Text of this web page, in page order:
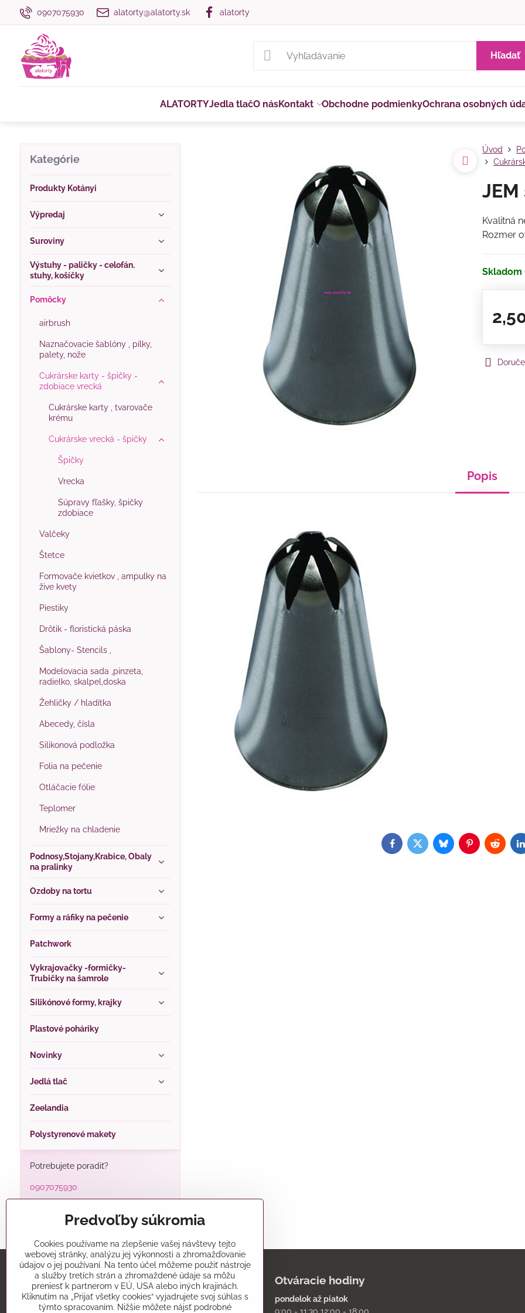
0907075930 alatorty@alatorty.sk alatorty
Hľadať
ALATORTYJedla tlačO násKontakt Obchodne podmienkyOchrana osobných
Úvod
Kvalitná
Rozmer
Skladom
Popis
Facebook
TwitterBlueskyPinterestReddit
Kategórie
Produkty Kotányi
Výpredaj
Suroviny
Výstuhy - paličky - celofán.
stuhy, košíčky
Pomôcky
airbrush
Naznačovacie šablóny , pílky,
palety, nože
Cukrárske karty - špičky -
zdobiace vrecká
Cukrárske karty , tvarovače
krému
Cukrárske vrecká - špičky
Špičky
Vrecka
Súpravy fľašky, špičky
zdobiace
Valčeky
Štetce
Formovače kvietkov , ampulky na
žive kvety
Piestiky
Drôtik - floristická páska
Šablony- Stencils ,
Modelovacia sada ,pinzeta,
radielko, skalpel,doska
Žehličky / hladítka
Abecedy, čísla
Silikonová podložka
Folia na pečenie
Otláčacie fólie
Teplomer
Mriežky na chladenie
Podnosy,Stojany,Krabice, Obaly
na pralinky
Ozdoby na tortu
Formy a ráfiky na pečenie
Patchwork
Vykrajovačky -formičky-
Trubičky na šamrole
Silikónové formy, krajky
Plastové poháriky
Novinky
Jedlá tlač
Zeelandia
Polystyrenové makety
Potrebujete poradiť?
0907075930
Predajňa
Alatorty
Mikovíniho 15
Otváracie hodiny
pondelok až piatok
9:00 - 11:30 12:00 - 18:00
Predvoľby súkromia
Cookies používame na zlepšenie vašej návštevy tejto
webovej stránky, analýzu jej výkonnosti a zhromažďovanie
údajov o jej používaní. Na tento účel môžeme použiť nástroje
a služby tretích strán a zhromaždené údaje sa môžu
preniesť k partnerom v EÚ, USA alebo iných krajinách.
Kliknutím na „Prijať všetky cookies“ vyjadrujete svoj súhlas s
týmto spracovaním. Nižšie môžete nájsť podrobné